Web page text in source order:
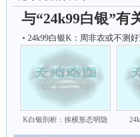
与“24k99白银”有
24k99白银K：周非农或不测
K白银剖析：挨横形态明隐